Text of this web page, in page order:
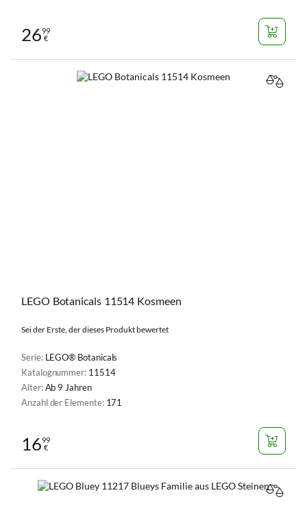
2699
€
LEGO Botanicals 11514 Kosmeen
Sei der Erste, der dieses Produkt bewertet
Serie: LEGO® Botanicals
Katalognummer: 11514
Alter:Ab 9 Jahren
Anzahl der Elemente: 171
1699
€